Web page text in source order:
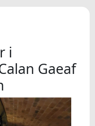
i
Gaeaf